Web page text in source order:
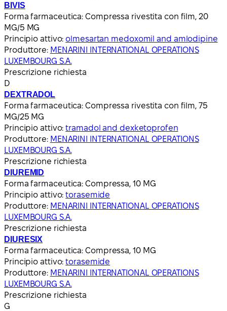
BIVIS
Forma farmaceutica: Compressa rivestita con film, 20
MG/5 MG
Principio attivo: olmesartan medoxomil and amlodipine
Produttore: MENARINI INTERNATIONAL OPERATIONS
LUXEMBOURG S.A.
Prescrizione richiesta
D
DEXTRADOL
Forma farmaceutica: Compressa rivestita con film, 75
MG/25 MG
Principio attivo:tramadol and dexketoprofen
Produttore: MENARINI INTERNATIONAL OPERATIONS
LUXEMBOURG S.A.
Prescrizione richiesta
DIUREMID
Forma farmaceutica: Compressa, 10 MG
Principio attivo:torasemide
Produttore: MENARINI INTERNATIONAL OPERATIONS
LUXEMBOURG S.A.
Prescrizione richiesta
DIURESIX
Forma farmaceutica: Compressa, 10 MG
Principio attivo:torasemide
Produttore: MENARINI INTERNATIONAL OPERATIONS
LUXEMBOURG S.A.
Prescrizione richiesta
G